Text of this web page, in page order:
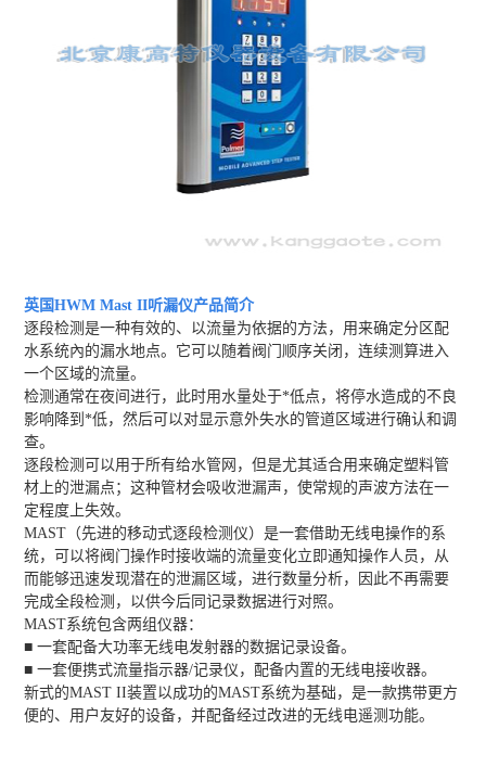
英国HWM Mast II听漏仪产品简介
逐段检测是一种有效的、以流量为依据的方法，用来确定分区配
水系统內的漏水地点。它可以随着阀门顺序关闭，连续测算进入
一个区域的流量。
检测通常在夜间进行，此时用水量处于*低点，将停水造成的不良
影响降到*低，然后可以对显示意外失水的管道区域进行确认和调
查。
逐段检测可以用于所有给水管网，但是尤其适合用来确定塑料管
材上的泄漏点；这种管材会吸收泄漏声，使常规的声波方法在一
定程度上失效。
MAST（先进的移动式逐段检测仪）是一套借助无线电操作的系
统，可以将阀门操作时接收端的流量变化立即通知操作人员，从
而能够迅速发现潜在的泄漏区域，进行数量分析，因此不再需要
完成全段检测，以供今后同记录数据进行对照。
MAST系统包含两组仪器：
■ 一套配备大功率无线电发射器的数据记录设备。
■ 一套便携式流量指示器/记录仪，配备内置的无线电接收器。
新式的MAST II装置以成功的MAST系统为基础，是一款携带更方
便的、用户友好的设备，并配备经过改进的无线电遥测功能。